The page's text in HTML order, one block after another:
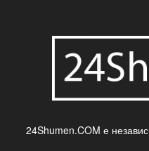
24Shumen.COM е